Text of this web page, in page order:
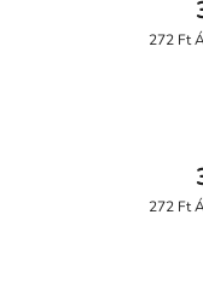
272 Ft
272 Ft